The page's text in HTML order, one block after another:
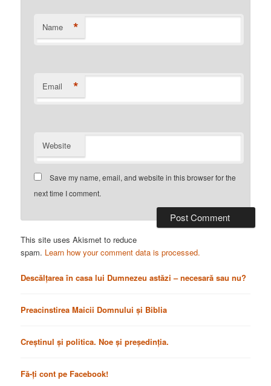
Name *
Email *
Website
Save my name, email, and website in this browser for the
next time I comment.
This site uses Akismet to reduce
spam. Learn how your comment data is processed.
Descălțarea în casa lui Dumnezeu astăzi – necesară sau nu?
Preacinstirea Maicii Domnului și Biblia
Creștinul și politica. Noe și președinția.
Fă-ți cont pe Facebook!